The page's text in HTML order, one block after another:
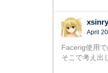
April
Facerig使用
そこで考え出